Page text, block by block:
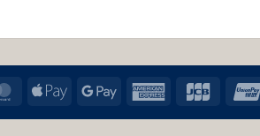
MasterCard
Apple Google AmericanJCB